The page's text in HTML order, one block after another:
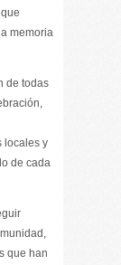
memoria
de todas
locales y
de cada
que han